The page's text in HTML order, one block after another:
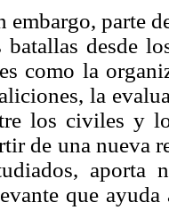
embargo, parte
batallas desde
como la
la
los civiles y
de una nueva
aporta
que